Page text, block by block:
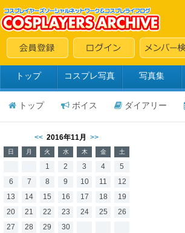
トップ コスプレ写真 写真集
トップ ボイス ダイアリー
<< 2016年11月 >>
日 月 火 水 木 金 土
1 2 3 4
5
6
7 8 9 10 11
12
13
14 15 16 17 18
19
20
21 22 23 24 25
26
27
28 29 30